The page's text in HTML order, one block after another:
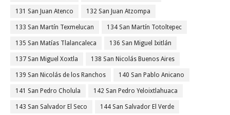
131 San Juan Atenco 132 San Juan Atzompa
133 San Martín Texmelucan 134 San Martín Totoltepec
135 San Matías Tlalancaleca 136 San Miguel Ixitlán
137 San Miguel Xoxtla 138 San Nicolás Buenos Aires
139 San Nicolás de los Ranchos 140 San Pablo Anicano
141 San Pedro Cholula 142 San Pedro Yeloixtlahuaca
143 San Salvador El Seco 144 San Salvador El Verde